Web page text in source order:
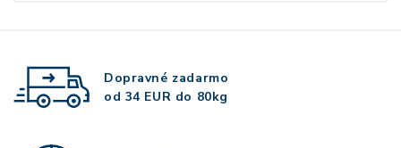
Dopravné zadarmo
od 34 EUR do 80kg